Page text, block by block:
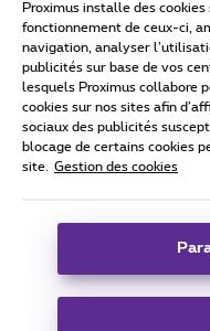
Conditions
Tous droits réservés. ©
Conditions générales, info
Coordonnées de l’entreprise
Boulevard du Roi Albert
Proximus installe des
fonctionnement de ceux-ci,
navigation, analyser
publicités sur base de vos
lesquels Proximus collabore
cookies sur nos sites afin
sociaux des publicités
blocage de certains cookies
site.
Gestion des cookies